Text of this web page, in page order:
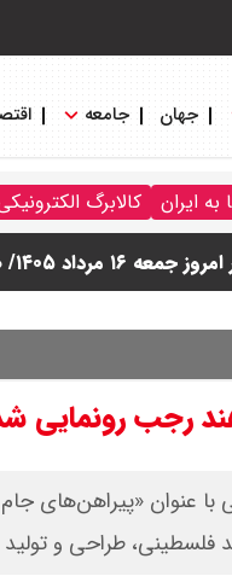
جهان جامعه
به ایران کالابرگ
اعلام شد + جدول
اعلام شد/ کاهش قیمت سکه
شد + جدول
رجب رونمایی
عنوان «پیراهن‌های
طراحی و